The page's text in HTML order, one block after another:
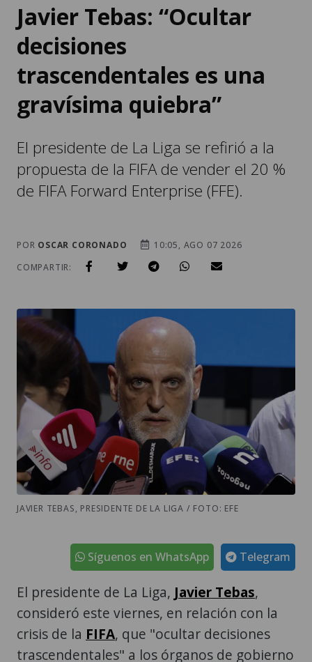
Javier Tebas: “Ocultar
decisiones
trascendentales es una
gravísima quiebra”
El presidente de La Liga se refirió a la
propuesta de la FIFA de vender el 20 %
de FIFA Forward Enterprise (FFE).
POR OSCAR CORONADO
10:05, AGO 07 2026
COMPARTIR:
JAVIER TEBAS, PRESIDENTE DE LA LIGA / FOTO: EFE
Telegram
Síguenos en WhatsApp
El presidente de La Liga, Javier Tebas,
consideró este viernes, en relación con la
crisis de la FIFA, que "ocultar decisiones
trascendentales" a los órganos de gobierno